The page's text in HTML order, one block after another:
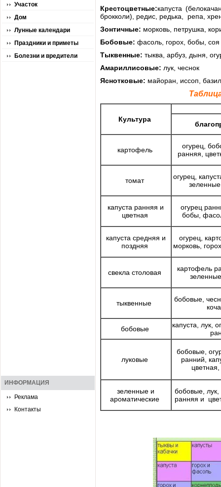
Участок
Дом
Лунные календари
Праздники и приметы
Болезни и вредители
ИНФОРМАЦИЯ
Реклама
Контакты
Крестоцветные:капуста
брокколи), редис, редька, репа,
Зонтичные: морковь, петрушка,
Бобовые: фасоль, горох, бобы, соя
Тыквенные: тыква, арбуз, дыня,
Амариллисовые: лук, чеснок
Яснотковые: майоран, иссоп,
Культура
картофель
огурец,
ранняя,
томат
огурец,
капуста ранняя и
цветная
огурец
бобы,
капуста средняя и
поздняя
огурец,
морковь,
свекла столовая
картофель
тыквенные
бобовые,
бобовые
капуста, лук,
луковые
бобовые,
ранний,
зеленные и
ароматические
бобовые, лук,
ранняя и